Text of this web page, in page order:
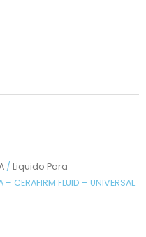
/ Liquido Para
CERAFIRM FLUID – UNIVERSAL